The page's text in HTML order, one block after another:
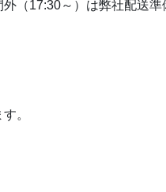
（17:30～）は弊社配送
。